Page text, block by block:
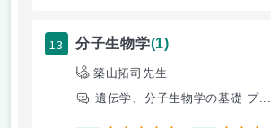
13 分子生物学(1)
築山拓司先生
遺伝学、分子生物学の基礎 プ...